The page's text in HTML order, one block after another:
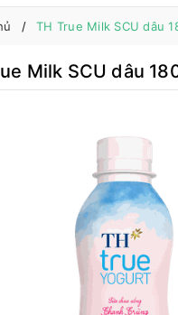
TH True Milk SCU dâu
Milk SCU dâu